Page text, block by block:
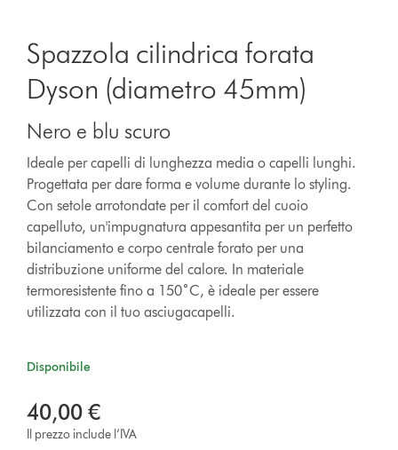
Spazzola cilindrica forata
Dyson (diametro 45mm)
Nero e blu scuro
Ideale per capelli di lunghezza media o capelli lunghi.
Progettata per dare forma e volume durante lo styling.
Con setole arrotondate per il comfort del cuoio
capelluto, un'impugnatura appesantita per un perfetto
bilanciamento e corpo centrale forato per una
distribuzione uniforme del calore. In materiale
termoresistente fino a 150˚C, è ideale per essere
utilizzata con il tuo asciugacapelli.
Disponibile
40,00 €
Il prezzo include l’IVA